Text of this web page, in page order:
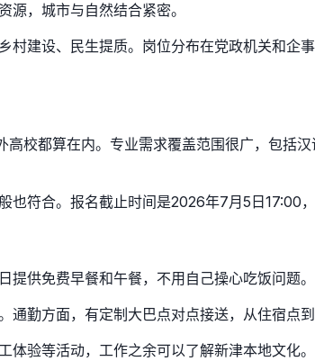
，城市与自然结合紧密。
建设、民生提质。岗位分布在党政机关和企
校都算在内。专业需求覆盖范围很广，包括
符合。报名截止时间是2026年7月5日17:00，
供免费早餐和午餐，不用自己操心吃饭问题。
勤方面，有定制大巴点对点接送，从住宿点到
验等活动，工作之余可以了解新津本地文化。